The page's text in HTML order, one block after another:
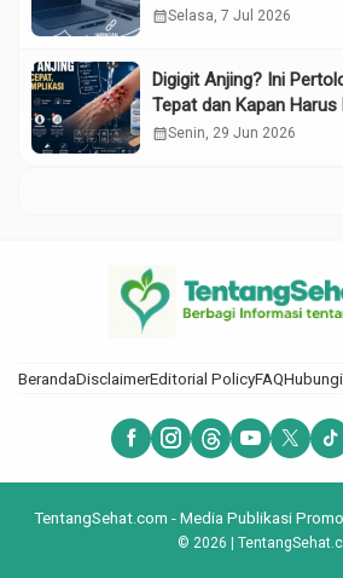
calendar_monthSelasa, 7 Jul 2026
Digigit Anjing? Ini
Tepat dan Kapan Harus
calendar_monthSenin, 29 Jun 2026
BerandaDisclaimerEditorial PolicyFAQ
TentangSehat.com - Media Publikasi
© 2026 |